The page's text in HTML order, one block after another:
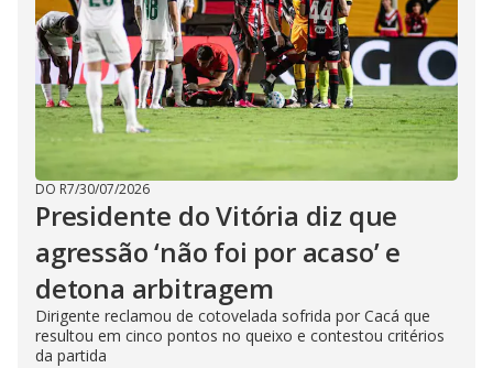
DO R7/30/07/2026
Presidente do Vitória diz que
agressão ‘não foi por acaso’ e
detona arbitragem
Dirigente reclamou de cotovelada sofrida por Cacá que
resultou em cinco pontos no queixo e contestou critérios
da partida